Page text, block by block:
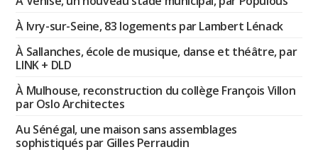
À Ivry-sur-Seine, 83 logements par Lambert Lénack
À Sallanches, école de musique, danse et théâtre, par
LINK + DLD
À Mulhouse, reconstruction du collège François Villon
par Oslo Architectes
Au Sénégal, une maison sans assemblages
sophistiqués par Gilles Perraudin